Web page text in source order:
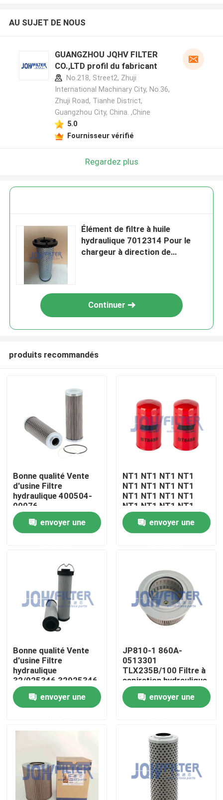
À la maison
À propos de nous
Contrôle de la qualité
Nous contacter
Nouvelles
Demandez un devis
Excavatrice Air Filter
AU SUJET DE NOUS
GUANGZHOU JQHV FILTER
CO.,LTD profil du fabricant
No.218, Street2, Zhuji
International Machinary City, No.36,
Zhuji Road, Tianhe District,
Guangzhou City, China. ,Chine
5.0
Fournisseur vérifié
Regardez plus
Élément de filtre à huile
hydraulique 7012314 Pour le
chargeur à direction de
Continuer
produits recommandés
Bonne qualité Vente
d'usine Filtre
hydraulique 400504-
00076
envoyer une
NT1 NT1 NT1 NT1
NT1 NT1 NT1 NT1
NT1 NT1 NT1 NT1
NT1 NT1 NT1 NT1
NT1 NT1 NT1
envoyer une
Bonne qualité Vente
d'usine Filtre
hydraulique
32/925346 32925346
32/910100
32/913500 14375005
P564859
envoyer une
JP810-1 860A-
0513301
TLX235B/100 Filtre à
aspiration hydraulique
pour excavatrice Yc50
Yc60 Yc65 Yc85
envoyer une